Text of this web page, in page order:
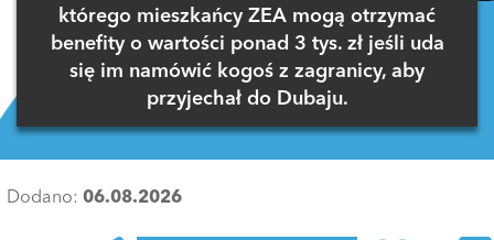
którego mieszkańcy ZEA mogą otrzymać
benefity o wartości ponad 3 tys. zł jeśli uda
się im namówić kogoś z zagranicy, aby
przyjechał do Dubaju.
Dodano: 06.08.2026